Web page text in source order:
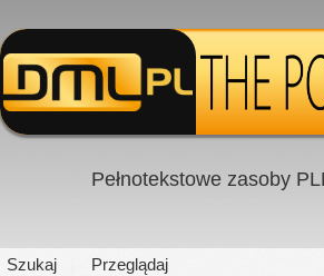
Pełnotekstowe zasoby
Szukaj Przeglądaj